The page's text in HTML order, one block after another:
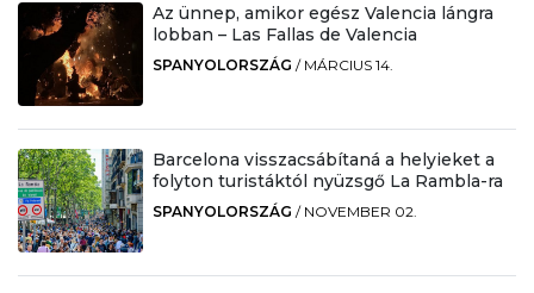
Az ünnep, amikor egész Valencia lángra
lobban – Las Fallas de Valencia
SPANYOLORSZÁG / MÁRCIUS 14.
Barcelona visszacsábítaná a helyieket a
folyton turistáktól nyüzsgő La Rambla-ra
SPANYOLORSZÁG / NOVEMBER 02.